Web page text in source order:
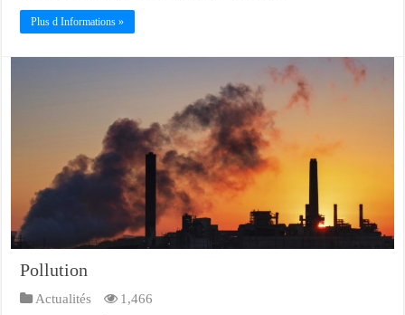
Plus d Informations »
Pollution
Actualités 1,466